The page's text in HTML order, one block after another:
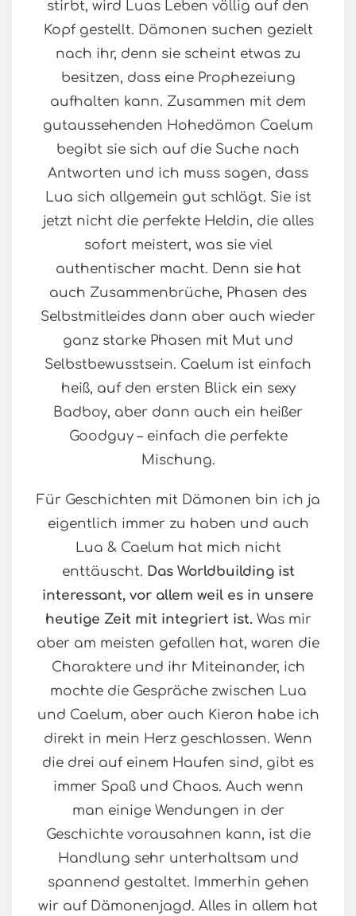
stirbt, wird Luas Leben völlig auf den
Kopf gestellt. Dämonen suchen gezielt
nach ihr, denn sie scheint etwas zu
besitzen, dass eine Prophezeiung
aufhalten kann. Zusammen mit dem
gutaussehenden Hohedämon Caelum
begibt sie sich auf die Suche nach
Antworten und ich muss sagen, dass
Lua sich allgemein gut schlägt. Sie ist
jetzt nicht die perfekte Heldin, die alles
sofort meistert, was sie viel
authentischer macht. Denn sie hat
auch Zusammenbrüche, Phasen des
Selbstmitleides dann aber auch wieder
ganz starke Phasen mit Mut und
Selbstbewusstsein. Caelum ist einfach
heiß, auf den ersten Blick ein sexy
Badboy, aber dann auch ein heißer
Goodguy – einfach die perfekte
Mischung.
Für Geschichten mit Dämonen bin ich ja
eigentlich immer zu haben und auch
Lua & Caelum hat mich nicht
enttäuscht. Das Worldbuilding ist
interessant, vor allem weil es in unsere
heutige Zeit mit integriert ist. Was mir
aber am meisten gefallen hat, waren die
Charaktere und ihr Miteinander, ich
mochte die Gespräche zwischen Lua
und Caelum, aber auch Kieron habe ich
direkt in mein Herz geschlossen. Wenn
die drei auf einem Haufen sind, gibt es
immer Spaß und Chaos. Auch wenn
man einige Wendungen in der
Geschichte vorausahnen kann, ist die
Handlung sehr unterhaltsam und
spannend gestaltet. Immerhin gehen
wir auf Dämonenjagd. Alles in allem hat